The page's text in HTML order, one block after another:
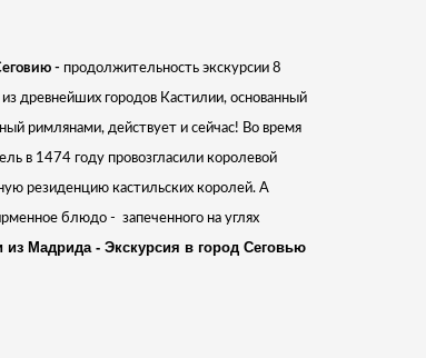
-продолжительность экскурсии 8
из древнейших городов Кастилии, основанный
римлянами, действует и сейчас! Во время
в 1474 году провозгласили королевой
резиденцию кастильских королей. А
блюдо - запеченного на углях
из Мадрида - Экскурсия в город Сеговью